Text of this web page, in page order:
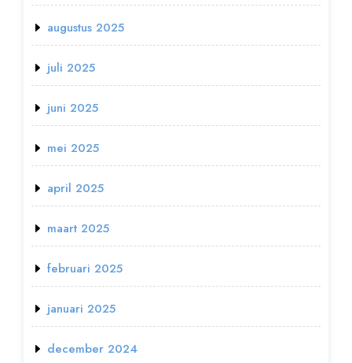
augustus 2025
juli 2025
juni 2025
mei 2025
april 2025
maart 2025
februari 2025
januari 2025
december 2024